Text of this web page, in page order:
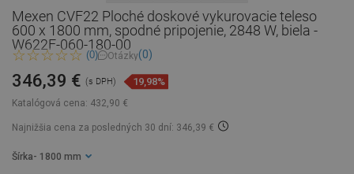
Mexen CVF22 Ploché doskové vykurovacie teleso
600 x 1800 mm, spodné pripojenie, 2848 W, biela -
W622F-060-180-00
(0) Otázky(0)
Katalógová cena: 432,90 €
346,39 € (s DPH) 19,98%
Najnižšia cena za posledných 30 dní: 346,39 €
Šírka - 1800 mm